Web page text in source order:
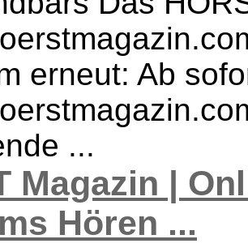
erneut: Ab
...
Magazin |
Hören ...